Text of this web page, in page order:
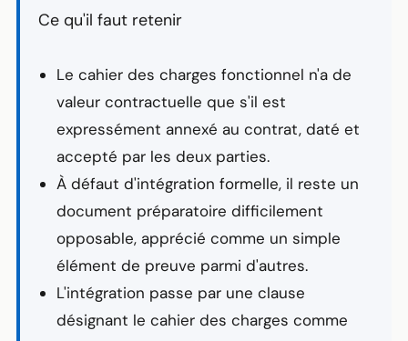
Ce qu'il faut retenir
Le cahier des charges fonctionnel n'a de
valeur contractuelle que s'il est
expressément annexé au contrat, daté et
accepté par les deux parties.
À défaut d'intégration formelle, il reste un
document préparatoire difficilement
opposable, apprécié comme un simple
élément de preuve parmi d'autres.
L'intégration passe par une clause
désignant le cahier des charges comme